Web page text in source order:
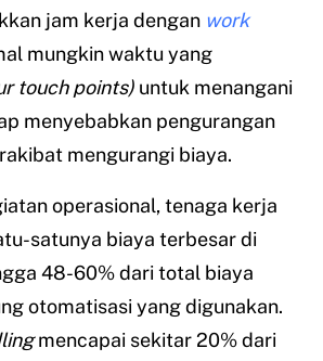
jam kerja dengan work
mungkin waktu yang
touch points) untuk menangani
menyebabkan pengurangan
mengurangi biaya.
operasional, tenaga kerja
satunya biaya terbesar di
48-60% dari total biaya
otomatisasi yang digunakan.
mencapai sekitar 20% dari